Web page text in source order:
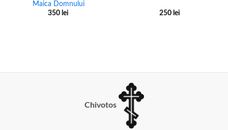
Maica Domnului
350 lei 250 lei
Chivotos